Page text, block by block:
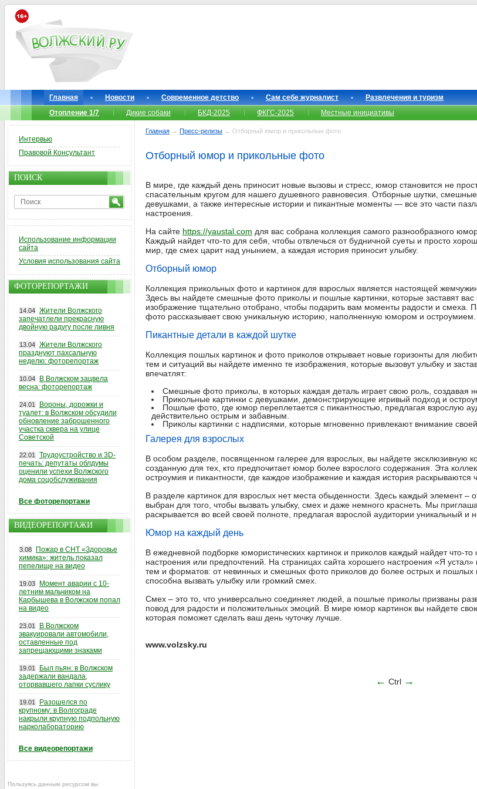
Главная Новости Современное детство Сам себе журналист
Развлечения и туризм
Отопление 1/7
Дикие собаки БКД-2025 ФКГС-2025 Местные инициативы
Главная → Пресс-релизы → Отборный юмор и прикольные фото
Отборный юмор и прикольные фото
В мире, где каждый день приносит новые вызовы и стресс, юмор становится не
спасательным кругом для нашего душевного равновесия. Отборные шутки,
девушками, а также интересные истории и пикантные моменты — все это части
настроения.
На сайте https://yaustal.com для вас собрана коллекция самого разнообразного
Каждый найдет что-то для себя, чтобы отвлечься от будничной суеты и просто
мир, где смех царит над унынием, а каждая история приносит улыбку.
Отборный юмор
Коллекция прикольных фото и картинок для взрослых является настоящей
Здесь вы найдете смешные фото приколы и пошлые картинки, которые заставят
изображение тщательно отобрано, чтобы подарить вам моменты радости и смеха.
фото рассказывает свою уникальную историю, наполненную юмором и остроумием.
Пикантные детали в каждой шутке
Коллекция пошлых картинок и фото приколов открывает новые горизонты для
тем и ситуаций вы найдете именно те изображения, которые вызовут улыбку и
впечатлят:
Смешные фото приколы, в которых каждая деталь играет свою роль, создавая
Прикольные картинки с девушками, демонстрирующие игривый подход и
Пошлые фото, где юмор переплетается с пикантностью, предлагая взрослую
действительно острым и забавным.
Приколы картинки с надписями, которые мгновенно привлекают внимание
Галерея для взрослых
В особом разделе, посвященном галерее для взрослых, вы найдете эксклюзивную
созданную для тех, кто предпочитает юмор более взрослого содержания. Эта
остроумия и пикантности, где каждое изображение и каждая история раскрываются
В разделе картинок для взрослых нет места обыденности. Здесь каждый элемент –
выбран для того, чтобы вызвать улыбку, смех и даже немного краснеть. Мы
раскрывается во всей своей полноте, предлагая взрослой аудитории уникальный и
Юмор на каждый день
В ежедневной подборке юмористических картинок и приколов каждый найдет что-
настроения или предпочтений. На страницах сайта хорошего настроения «Я
тем и форматов: от невинных и смешных фото приколов до более острых и пошлых
способна вызвать улыбку или громкий смех.
Смех – это то, что универсально соединяет людей, а пошлые приколы призваны
повод для радости и положительных эмоций. В мире юмор картинок вы найдете
которая поможет сделать ваш день чуточку лучше.
www.volzsky.ru
← Ctrl →
Интервью
Правовой Консультант
ПОИСК
Использование информации
сайта
Условия использования сайта
ФОТОРЕПОРТАЖИ
14.04 Жители Волжского
запечатлели прекрасную
двойную радугу после ливня
13.04 Жители Волжского
празднуют пахсальную
неделю: фоторепортаж
10.04
В Волжском зацвела
весна: фоторепортаж
24.01
Вороны, дорожки и
туалет: в Волжском обсудили
обновление заброшенного
участка сквера на улице
Советской
22.01
Трудоустройство и 3D-
печать: депутаты облдумы
оценили успехи Волжского
дома соцобслуживания
Все фоторепортажи
ВИДЕОРЕПОРТАЖИ
3.08
Пожар в СНТ «Здоровье
химика»: житель показал
пепелище на видео
19.03
Момент аварии с 10-
летним мальчиком на
Карбышева в Волжском попал
на видео
23.01
В Волжском
эвакуировали автомобили,
оставленные под
запрещающими знаками
19.01
Был пьян: в Волжском
задержали вандала,
оторвавшего лапки суслику
19.01
Разошелся по
крупному: в Волгограде
накрыли крупную подпольную
нарколабораторию
Все видеорепортажи
Пользуясь данным ресурсом вы